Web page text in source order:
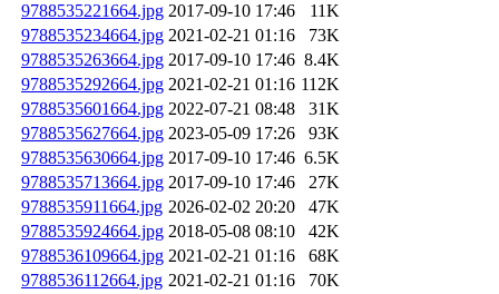
9788535221664.jpg 2017-09-10 17:46
11K
9788535234664.jpg 2021-02-21 01:16
73K
9788535263664.jpg 2017-09-10 17:46 8.4K
9788535292664.jpg 2021-02-21 01:16 112K
9788535601664.jpg 2022-07-21 08:48
31K
9788535627664.jpg 2023-05-09 17:26
93K
9788535630664.jpg 2017-09-10 17:46 6.5K
9788535713664.jpg 2017-09-10 17:46
27K
9788535911664.jpg 2026-02-02 20:20
47K
9788535924664.jpg 2018-05-08 08:10
42K
9788536109664.jpg 2021-02-21 01:16
68K
9788536112664.jpg 2021-02-21 01:16
70K